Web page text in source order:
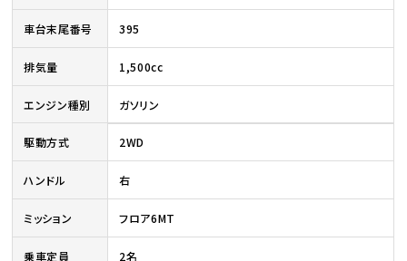
車台末尾番号 395
排気量 1,500cc
エンジン種別 ガソリン
駆動方式 2WD
ハンドル 右
ミッション フロア6MT
乗車定員 2名